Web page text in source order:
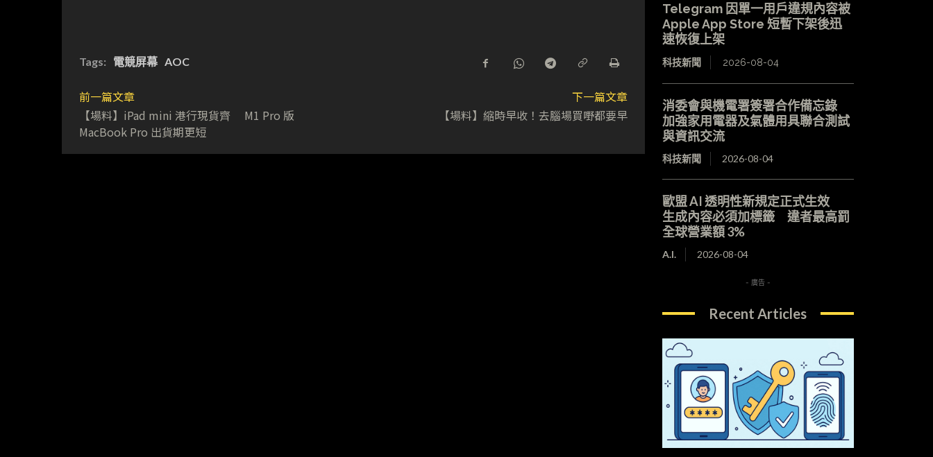
Tags: 電競屏幕 AOC
前一篇文章
【場料】iPad mini 港行現貨齊 M1 Pro 版
MacBook Pro 出貨期更短
下一篇文章
【場料】縮時早收！去腦場買嘢都要早
Telegram 因單一用戶違規內容被
Apple App Store 短暫下架後迅
速恢復上架
科技新聞 2026-08-04
消委會與機電署簽署合作備忘錄
加強家用電器及氣體用具聯合測試
與資訊交流
科技新聞 2026-08-04
歐盟 AI 透明性新規定正式生效
生成內容必須加標籤 違者最高罰
全球營業額 3%
A.I. 2026-08-04
- 廣告 -
Recent Articles